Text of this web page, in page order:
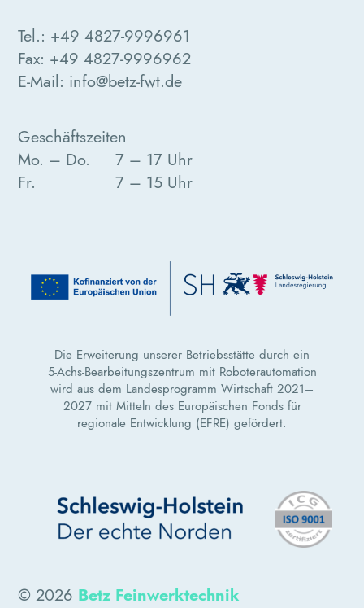
Tel.: +49 4827-9996961
Fax: +49 4827-9996962
E-Mail: info@betz-fwt.de
Geschäftszeiten
Mo. – Do.
Fr.
7 – 17 Uhr
7 – 15 Uhr
Die Erweiterung unserer Betriebsstätte durch ein
5‑Achs‑Bearbeitungszentrum mit Roboterautomation
wird aus dem Landesprogramm Wirtschaft 2021–
2027 mit Mitteln des Europäischen Fonds für
regionale Entwicklung (EFRE) gefördert.
© 2026 Betz Feinwerktechnik